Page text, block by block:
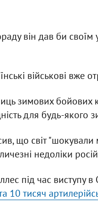
він дав би своїм
військові
зимових бойових
для будь-якого
що світ "шокували
недоліки
під час виступу
10 тисяч